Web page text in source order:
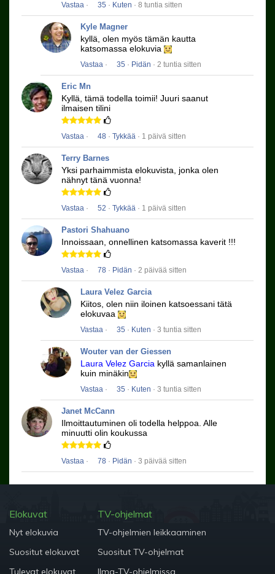
Vastaa · 35 · Kuten · 8 tuntia sitten
Kyle Magner
kyllä, olen myös tämän kautta
katsomassa elokuvia
Vastaa · 35 · Pidän · 2 tuntia sitten
Eric Mn
Kyllä, tämä todella toimii! Juuri saanut
ilmaisen tilini
Vastaa · 48 · Tykkää · 1 päivä sitten
Terry Barnes
Yksi parhaimmista elokuvista, jonka olen
nähnyt tänä vuonna!
Vastaa · 52 · Tykkää · 1 päivä sitten
Pastori Shahuano
Innoissaan, onnellinen katsomassa kaverit !!!
Vastaa · 78 · Pidän · 2 päivää sitten
Laura Velez Garcia
Kiitos, olen niin iloinen katsoessani tätä
elokuvaa
Vastaa · 35 · Kuten · 3 tuntia sitten
Wouter van der Giessen
Laura Velez Garcia kyllä ​​samanlainen
kuin minäkin
Vastaa · 35 · Kuten · 3 tuntia sitten
Janet McCann
Ilmoittautuminen oli todella helppoa. Alle
minuutti olin koukussa
Vastaa · 78 · Pidän · 3 päivää sitten
Elokuvat
Nyt elokuvia
Suositut elokuvat
Tulevat elokuvat
TV-ohjelmat
TV-ohjelmien leikkaaminen
Suositut TV-ohjelmat
Ilma-TV-ohjelmissa